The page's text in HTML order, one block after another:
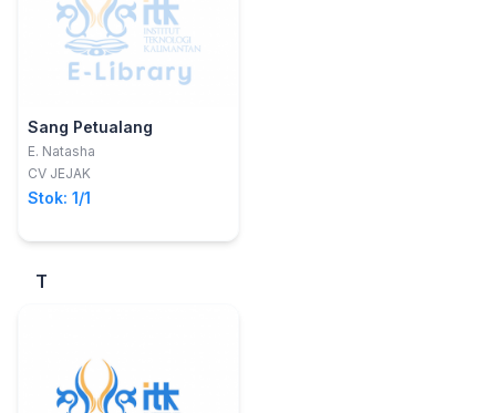
Sang Petualang
E. Natasha
CV JEJAK
Stok: 1/1
T